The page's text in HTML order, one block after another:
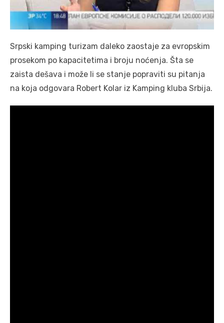
Srpski kamping turizam daleko zaostaje za evropskim
prosekom po kapacitetima i broju noćenja. Šta se
zaista dešava i može li se stanje popraviti su pitanja
na koja odgovara Robert Kolar iz Kamping kluba Srbija.